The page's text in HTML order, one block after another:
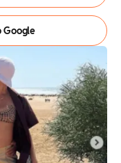
Google